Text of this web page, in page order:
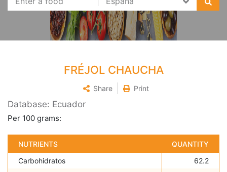
FRÉJOL CHAUCHA
Share Print
Database: Ecuador
Per 100 grams:
NUTRIENTS
QUANTITY
Carbohidratos
62.2